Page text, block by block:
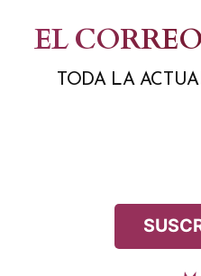
contenido
EL CORREO
TODA LA